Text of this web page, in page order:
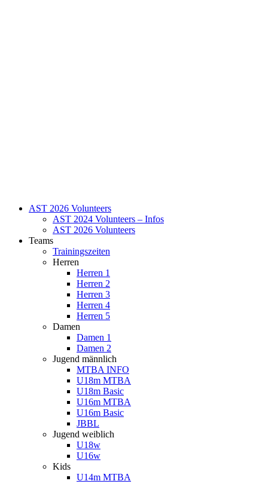
AST 2026 Volunteers
AST 2024 Volunteers – Infos
AST 2026 Volunteers
Teams
Trainingszeiten
Herren
Herren 1
Herren 2
Herren 3
Herren 4
Herren 5
Damen
Damen 1
Damen 2
Jugend männlich
MTBA INFO
U18m MTBA
U18m Basic
U16m MTBA
U16m Basic
JBBL
Jugend weiblich
U18w
U16w
Kids
U14m MTBA